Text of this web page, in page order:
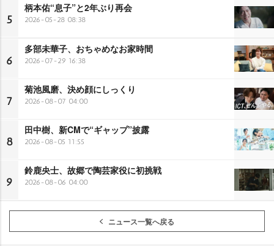
5
柄本佑“息子”と2年ぶり再会
2026-05-28 08:38
6
多部未華子、おちゃめなお家時間
2026-07-29 16:38
7
菊池風磨、決め顔にしっくり
2026-08-07 04:00
8
田中樹、新CMで“ギャップ”披露
2026-08-05 11:55
9
鈴鹿央士、故郷で陶芸家役に初挑戦
2026-08-06 04:00
ニュース一覧へ戻る